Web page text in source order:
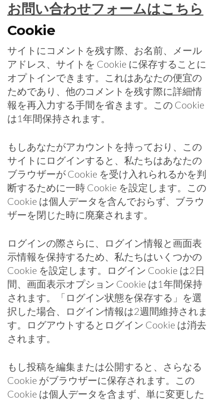
お問い合わせフォームはこちら
Cookie
サイトにコメントを残す際、お名前、メール
アドレス、サイトを Cookie に保存することに
オプトインできます。これはあなたの便宜の
ためであり、他のコメントを残す際に詳細情
報を再入力する手間を省きます。この Cookie
は1年間保持されます。
もしあなたがアカウントを持っており、この
サイトにログインすると、私たちはあなたの
ブラウザーが Cookie を受け入れられるかを判
断するために一時 Cookie を設定します。この
Cookie は個人データを含んでおらず、ブラウ
ザーを閉じた時に廃棄されます。
ログインの際さらに、ログイン情報と画面表
示情報を保持するため、私たちはいくつかの
Cookie を設定します。ログイン Cookie は2日
間、画面表示オプション Cookie は1年間保持
されます。「ログイン状態を保存する」を選
択した場合、ログイン情報は2週間維持されま
す。ログアウトするとログイン Cookie は消去
されます。
もし投稿を編集または公開すると、さらなる
Cookie がブラウザーに保存されます。この
Cookie は個人データを含まず、単に変更した